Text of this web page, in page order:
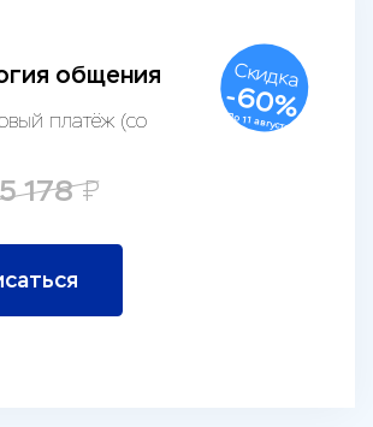
общения Скидка
-60%
До11 августа
платёж (со
178 ₽